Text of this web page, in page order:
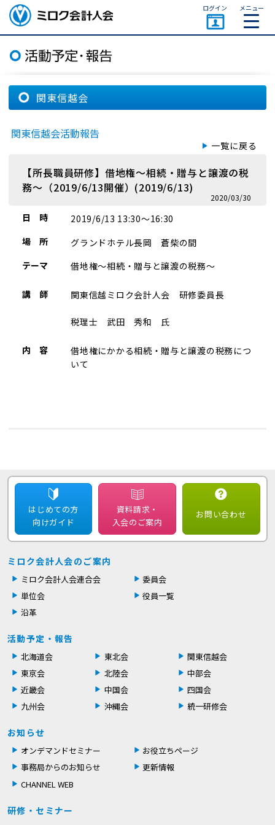
ミロク会計人会 MIROKU
ACCOUNTING PERSON
ASSOCIATION
ログイン メニュー
関東信越会
関東信越会活動報告
一覧に戻る
【所長職員研修】借地権～相続・贈与と譲渡の税
務～（2019/6/13開催）(2019/6/13)
2020/03/30
日 時
2019/6/13 13:30～16:30
場 所
グランドホテル長岡 蒼柴の間
テーマ
借地権～相続・贈与と譲渡の税務～
講 師 関東信越ミロク会計人会 研修委員長
税理士 武田 秀和 氏
内 容
借地権にかかる相続・贈与と譲渡の税務につ
いて
はじめての方
向けガイド
資料請求・
入会のご案内
お問い合わせ
ミロク会計人会のご案内
ミロク会計人会連合会
委員会
単位会
役員一覧
沿革
活動予定・報告
北海道会 東北会
関東信越会
東京会
北陸会
中部会
近畿会
中国会
四国会
九州会
沖縄会 統一研修会
お知らせ
オンデマンドセミナー
お役立ちページ
事務局からのお知らせ
更新情報
CHANNEL WEB
研修・セミナー